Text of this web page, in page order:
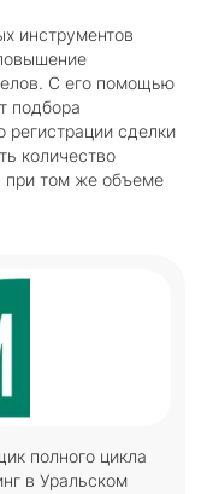
инструментов
С его помощью
подбора
регистрации сделки
количество
при том же объеме
полного цикла
в Уральском